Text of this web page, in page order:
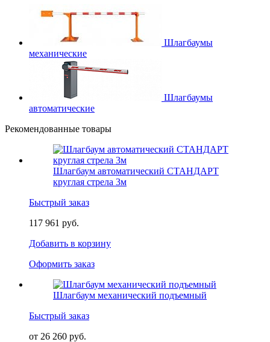
Шлагбаумы
механические
Шлагбаумы
автоматические
Рекомендованные товары
Шлагбаум автоматический СТАНДАРТ
круглая стрела 3м
Быстрый заказ
117 961 руб.
Добавить в корзину
Оформить заказ
Шлагбаум механический подъемный
Быстрый заказ
от 26 260 руб.